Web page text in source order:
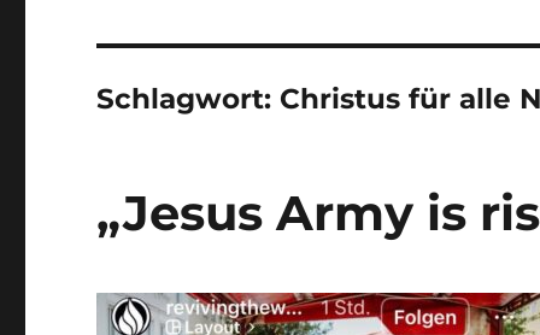
Schlagwort: Christus für alle
„Jesus Army is